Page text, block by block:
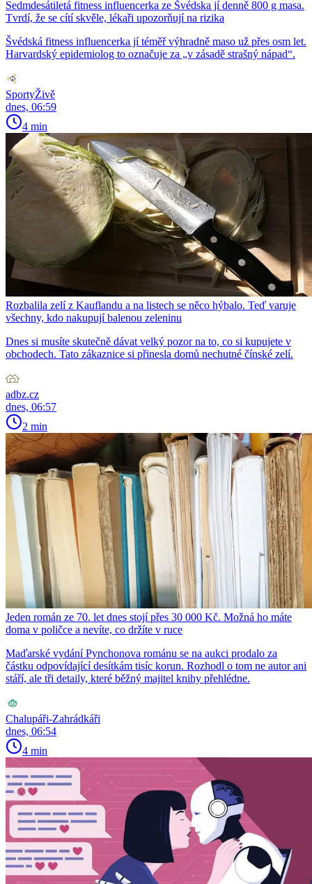
Sedmdesátiletá fitness influencerka ze Švédska jí denně 800 g masa.
Tvrdí, že se cítí skvěle, lékaři upozorňují na rizika
Švédská fitness influencerka jí téměř výhradně maso už přes osm let.
Harvardský epidemiolog to označuje za „v zásadě strašný nápad“.
SportyŽivě
dnes, 06:59
4 min
Rozbalila zelí z Kauflandu a na listech se něco hýbalo. Teď varuje
všechny, kdo nakupují balenou zeleninu
Dnes si musíte skutečně dávat velký pozor na to, co si kupujete v
obchodech. Tato zákaznice si přinesla domů nechutné čínské zelí.
adbz.cz
dnes, 06:57
2 min
Jeden román ze 70. let dnes stojí přes 30 000 Kč. Možná ho máte
doma v poličce a nevíte, co držíte v ruce
Maďarské vydání Pynchonova románu se na aukci prodalo za
částku odpovídající desítkám tisíc korun. Rozhodl o tom ne autor ani
stáří, ale tři detaily, které běžný majitel knihy přehlédne.
Chalupáři-Zahrádkáři
dnes, 06:54
4 min